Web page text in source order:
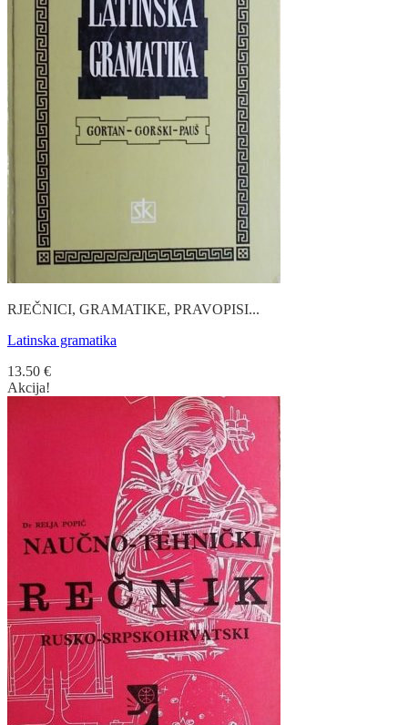
RJEČNICI, GRAMATIKE, PRAVOPISI...
Latinska gramatika
13.50 €
Akcija!